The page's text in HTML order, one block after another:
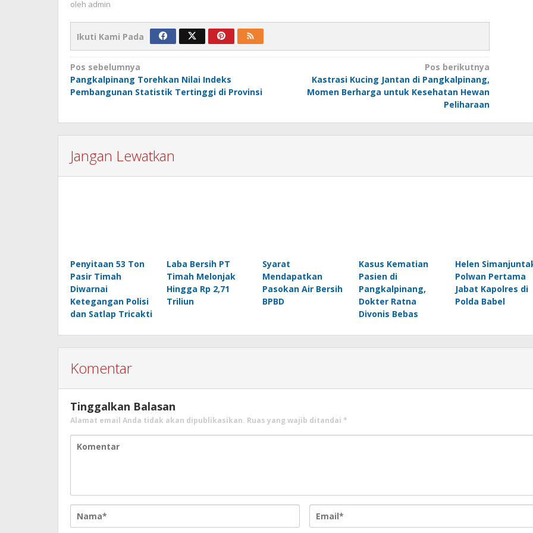
oleh admin
Ikuti Kami Pada
Navigasi
pos
Pos sebelumnya
Pangkalpinang Torehkan Nilai Indeks
Pembangunan Statistik Tertinggi di Provinsi
Pos berikutnya
Kastrasi Kucing Jantan di Pangkalpinang,
Momen Berharga untuk Kesehatan Hewan
Peliharaan
Jangan Lewatkan
Penyitaan 53 Ton
Pasir Timah
Diwarnai
Ketegangan Polisi
dan Satlap Tricakti
Laba Bersih PT
Timah Melonjak
Hingga Rp 2,71
Triliun
Syarat
Mendapatkan
Pasokan Air Bersih
BPBD
Kasus Kematian
Pasien di
Pangkalpinang,
Dokter Ratna
Divonis Bebas
Helen
Polwan Pertama
Jabat Kapolres di
Polda Babel
Komentar
Tinggalkan Balasan
Alamat email Anda tidak akan dipublikasikan. Ruas yang wajib ditandai *